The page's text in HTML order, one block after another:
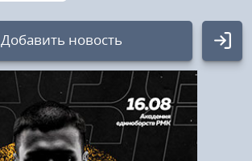
Добавить новость
Авторизация
Логин: